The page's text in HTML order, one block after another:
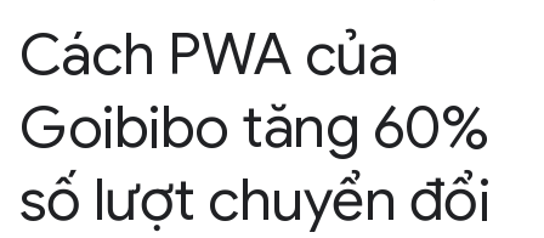
Cách PWA của
Goibibo tăng 60%
số lượt chuyển đổi